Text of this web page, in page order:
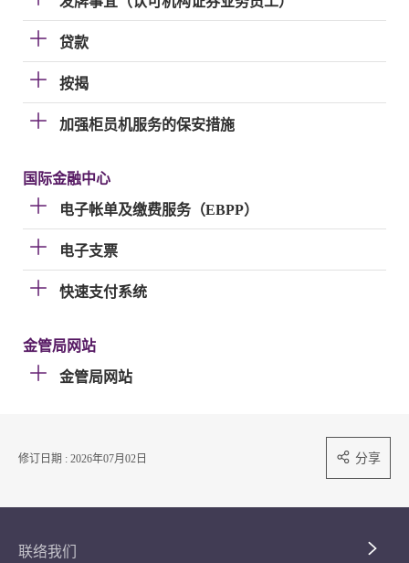
贷款
按揭
加强柜员机服务的保安措施
国际金融中心
电子帐单及缴费服务（EBPP）
电子支票
快速支付系统
金管局网站
金管局网站
修订日期 : 2026年07月02日 分享
联络我们